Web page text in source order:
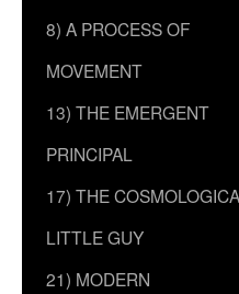
8) A PROCESS OF
MOVEMENT
13) THE EMERGENT
PRINCIPAL
17) THE
LITTLE GUY
21) MODERN